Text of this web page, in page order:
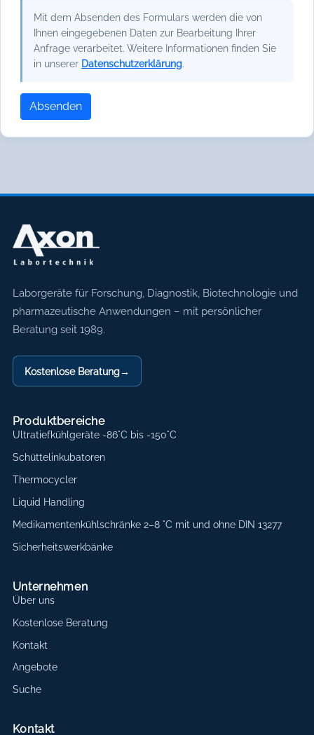
Mit dem Absenden des Formulars werden die von
Ihnen eingegebenen Daten zur Bearbeitung Ihrer
Anfrage verarbeitet. Weitere Informationen finden Sie
in unserer Datenschutzerklärung.
Absenden
Axon Labortechnik
Laborgeräte für Forschung, Diagnostik, Biotechnologie und
pharmazeutische Anwendungen – mit persönlicher
Beratung seit 1989.
Kostenlose Beratung→
Produktbereiche
Ultratiefkühlgeräte -86°C bis -150°C
Schüttelinkubatoren
Thermocycler
Liquid Handling
Medikamentenkühlschränke 2–8 °C mit und ohne DIN 13277
Sicherheitswerkbänke
Unternehmen
Über uns
Kostenlose Beratung
Kontakt
Angebote
Suche
Kontakt